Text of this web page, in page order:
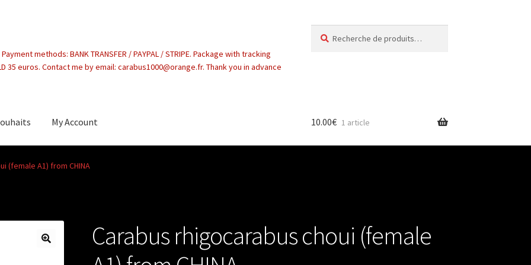
methods: BANK TRANSFER / PAYPAL / STRIPE. Package with tracking
35 euros. Contact me by email: carabus1000@orange.fr. Thank you in advance
pour :
My Account 10.00€ 1 article
(female A1) from CHINA
Carabus rhigocarabus choui (female